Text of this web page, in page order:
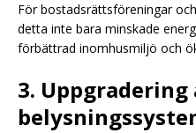
För bostadsrättsföreningar
detta inte bara minskade
förbättrad inomhusmiljö och
3. Uppgradering